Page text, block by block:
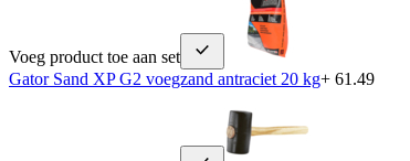
Voeg product toe aan set
Gator Sand XP G2 voegzand antraciet 20 kg+ 61.49